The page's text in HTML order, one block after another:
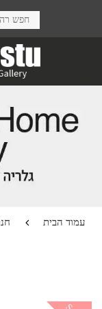
עמוד הבית